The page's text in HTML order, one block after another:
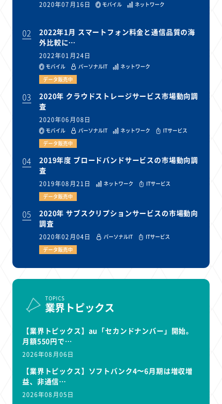
2020年07月16日 モバイル ネットワーク
02
2022年1月 スマートフォン料金と通信品質の海
外比較に…
2022年01月24日
モバイル パーソナルIT
ネットワーク
データ販売中
03
2020年 クラウドストレージサービス市場動向調
査
2020年06月08日
モバイル パーソナルIT ネットワーク
ITサービス
データ販売中
04
2019年度 ブロードバンドサービスの市場動向調
査
2019年08月21日 ネットワーク
ITサービス
データ販売中
05
2020年 サブスクリプションサービスの市場動向
調査
2020年02月04日 パーソナルIT
ITサービス
データ販売中
TOPICS
業界トピックス
【業界トピックス】au「セカンドナンバー」開始。
月額550円で…
2026年08月06日
【業界トピックス】ソフトバンク4〜6月期は増収増
益、非通信…
2026年08月05日